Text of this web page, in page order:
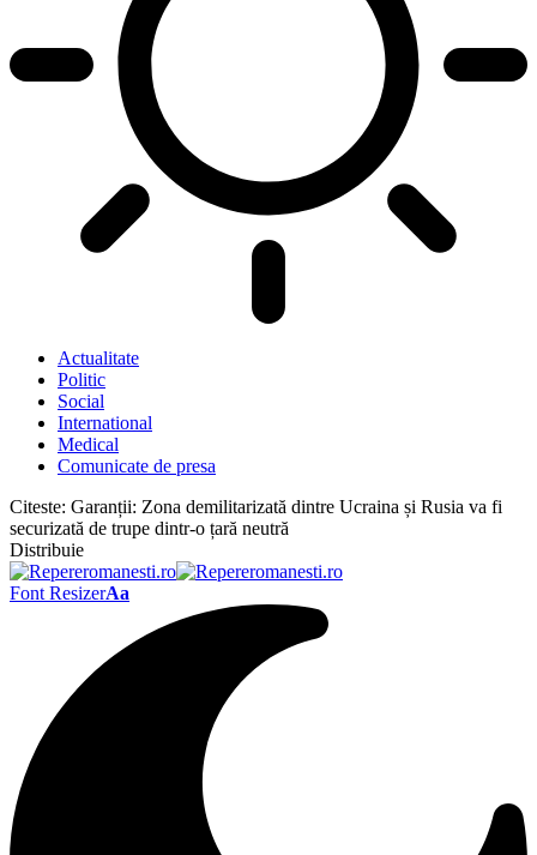
Actualitate
Politic
Social
International
Medical
Comunicate de presa
Citeste: Garanții: Zona demilitarizată dintre Ucraina și Rusia va fi
securizată de trupe dintr-o țară neutră
Distribuie
Font ResizerAa